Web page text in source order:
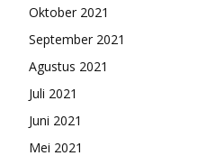
Oktober 2021
September 2021
Agustus 2021
Juli 2021
Juni 2021
Mei 2021